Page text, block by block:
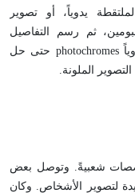
يدوياً، أو تصوير
ثم رسم التفاصيل
وتلوينها بالزيت. ظلت الصور الضوئية تلون يدوياً photochromes حتى حل
الملونة.
شعبيةً. وتوصل بعض
لتصوير الأشخاص. وكان